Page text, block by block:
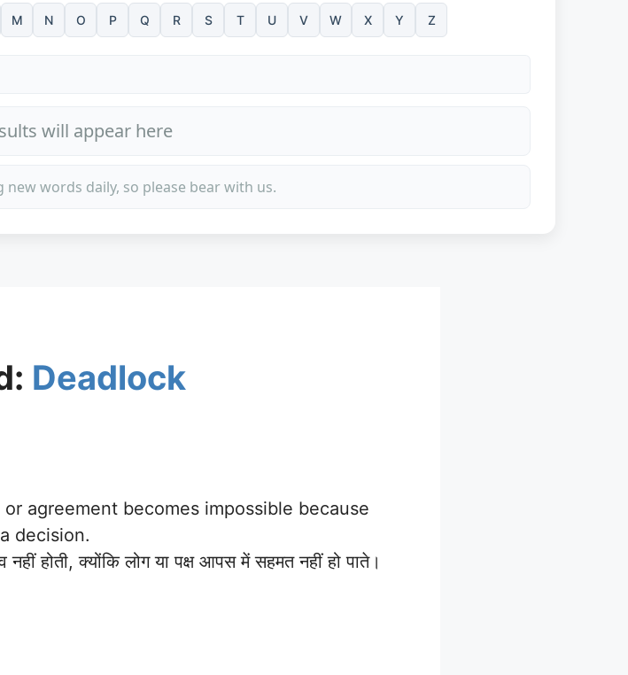
M N O P Q R S T U V W X Y Z
will appear here
words daily, so please bear with us.
Deadlock
agreement becomes impossible because
decision.
होती, क्योंकि लोग या पक्ष आपस में सहमत नहीं हो पाते।